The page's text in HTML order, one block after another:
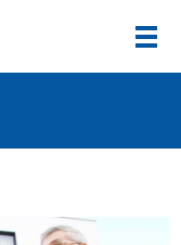
メ